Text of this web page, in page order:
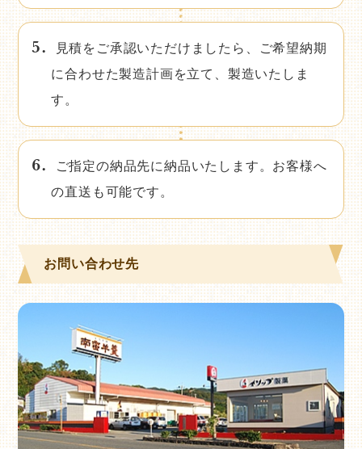
見積をご承認いただけましたら、ご希望納期
に合わせた製造計画を立て、製造いたしま
す。
ご指定の納品先に納品いたします。お客様へ
の直送も可能です。
お問い合わせ先